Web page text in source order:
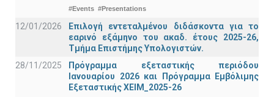
#Events #Presentations
12/01/2026
Επιλογή εντεταλμένου διδάσκοντα για το
εαρινό εξάμηνο του ακαδ. έτους 2025-26,
Τμήμα Επιστήμης Υπολογιστών.
28/11/2025
Πρόγραμμα εξεταστικής περιόδου
Ιανουαρίου 2026 και Πρόγραμμα Εμβόλιμης
Εξεταστικής ΧΕΙΜ_2025-26